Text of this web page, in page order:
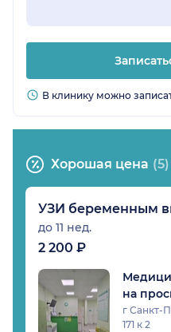
В клинику можно
Хорошая цена (5)
УЗИ беременным
до 11 нед.
2 200 ₽
на
г Санкт-
171 к 2